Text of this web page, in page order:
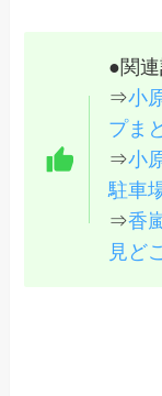
●関
⇒小
プま
⇒小
駐車
⇒香
見ど